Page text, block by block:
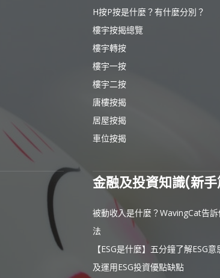
H按P按是什麼？有什麼分別？
樓宇按揭總覽
樓宇轉按
樓宇一按
樓宇二按
唐樓按揭
居屋按揭
車位按揭
金融及投資知識(新
被動收入是什麼？WavingCat告
法
【ESG是什麼】五分鐘了解ESG
及運用ESG投資優點缺點